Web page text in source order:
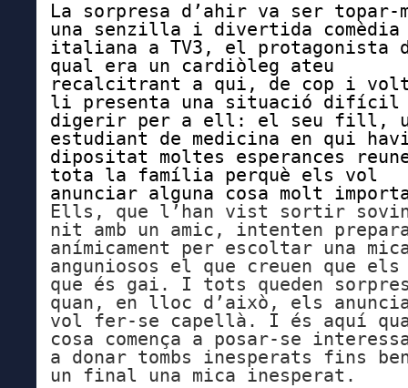
La sorpresa d’ahir va ser topar-
una senzilla i divertida comèdia
italiana a TV3, el protagonista
qual era un cardiòleg ateu
recalcitrant a qui, de cop i
li presenta una situació difícil
digerir per a ell: el seu fill,
estudiant de medicina en qui
dipositat moltes esperances
tota la família perquè els vol
anunciar alguna cosa molt
Ells, que l’han vist sortir
nit amb un amic, intenten
anímicament per escoltar una
anguniosos el que creuen que
que és gai. I tots queden
quan, en lloc d’això, els
vol fer-se capellà. I és aquí
cosa comença a posar-se
a donar tombs inesperats fins
un final una mica inesperat.